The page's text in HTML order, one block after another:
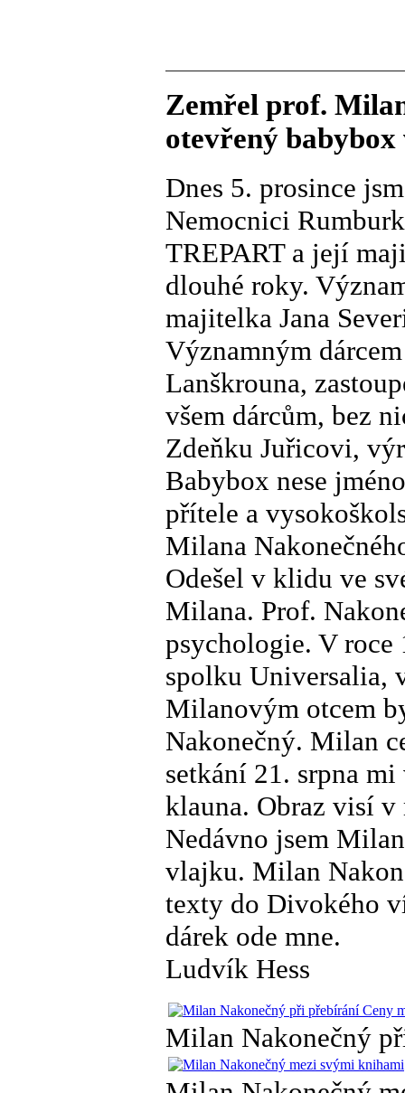
Zemřel prof.
otevřený
Dnes 5. prosince
Nemocnici
TREPART a její
dlouhé roky.
majitelka Jana
Významným
Lanškrouna,
všem dárcům, bez
Zdeňku Juřicovi,
Babybox nese
přítele a
Milana
Odešel v klidu ve
Milana. Prof.
psychologie. V roce
spolku Universalia,
Milanovým otcem
Nakonečný. Milan
setkání 21. srpna
klauna. Obraz visí v
Nedávno jsem
vlajku. Milan
texty do Divokého
dárek ode mne.
Ludvík Hess
Milan Nakonečný